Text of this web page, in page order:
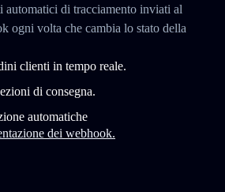
automatici di tracciamento inviati al
ogni volta che cambia lo stato della
clienti in tempo reale.
di consegna.
automatiche
dei webhook.